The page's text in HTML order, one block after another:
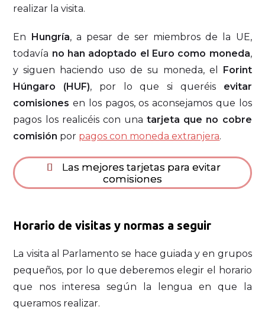
realizar la visita.
En Hungría, a pesar de ser miembros de la UE,
todavía no han adoptado el Euro como moneda,
y siguen haciendo uso de su moneda, el
Forint
Húngaro (HUF), por lo que si queréis evitar
comisiones en los pagos, os aconsejamos que los
pagos los realicéis con unatarjeta que no cobre
comisión por pagos con moneda extranjera.
Las mejores tarjetas para evitar
comisiones
Horario de visitas y normas a seguir
La visita al Parlamento se hace guiada y en grupos
pequeños, por lo que deberemos elegir el horario
que nos interesa según la lengua en que la
queramos realizar.